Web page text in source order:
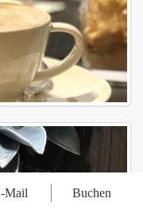
Mail Buchen